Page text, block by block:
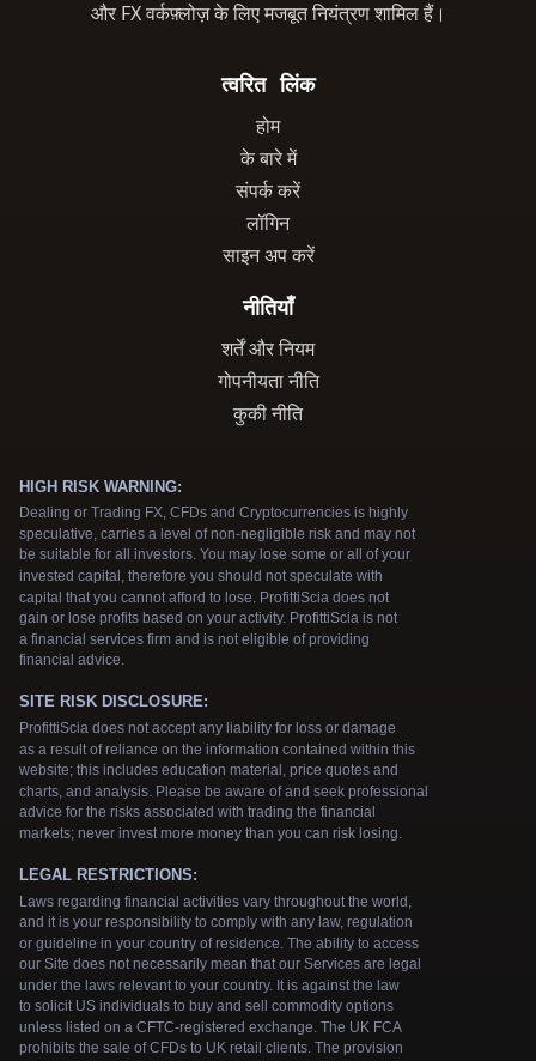
और FX वर्कफ़्लोज़ के लिए मजबूत नियंत्रण शामिल हैं।
त्वरित लिंक
होम
के बारे में
संपर्क करें
लॉगिन
साइन अप करें
नीतियाँ
शर्तें और नियम
गोपनीयता नीति
कुकी नीति